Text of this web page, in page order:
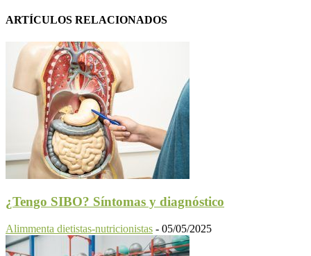
ARTÍCULOS RELACIONADOS
¿Tengo SIBO? Síntomas y diagnóstico
Alimmenta dietistas-nutricionistas - 05/05/2025